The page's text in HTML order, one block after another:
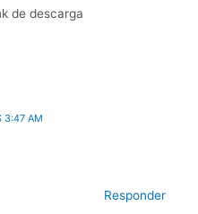
de descarga
3:47 AM
Responder